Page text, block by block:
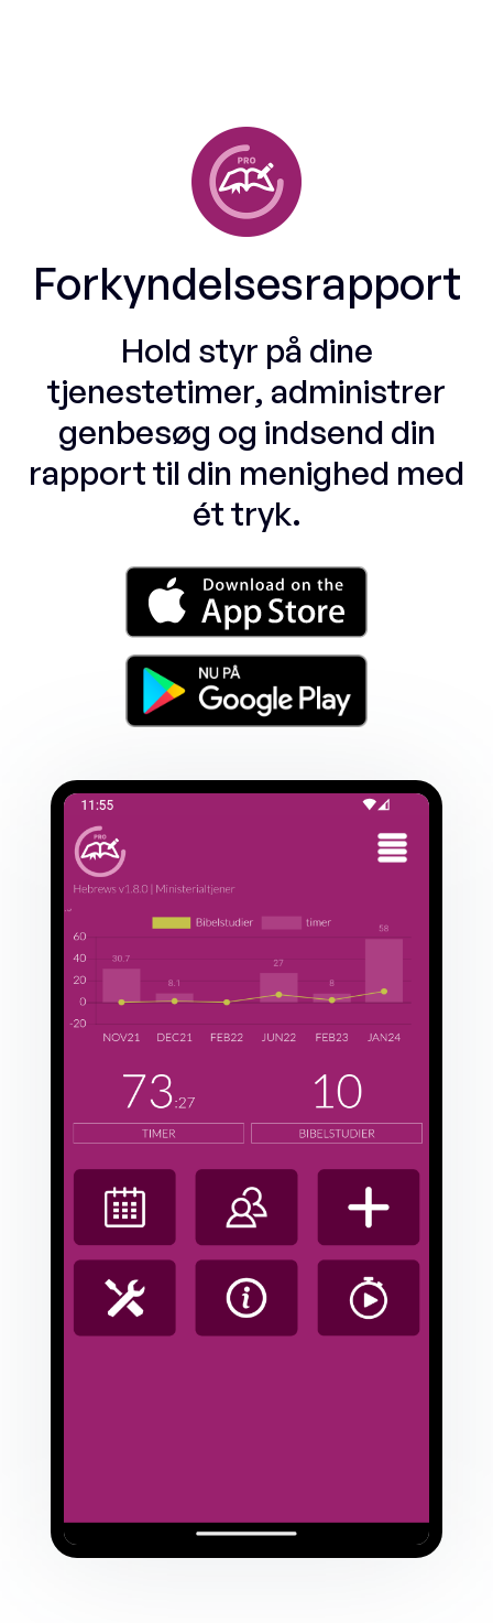
Forkyndelsesrapport
Hold styr på dine
tjenestetimer, administrer
genbesøg og indsend din
rapport til din menighed med
ét tryk.